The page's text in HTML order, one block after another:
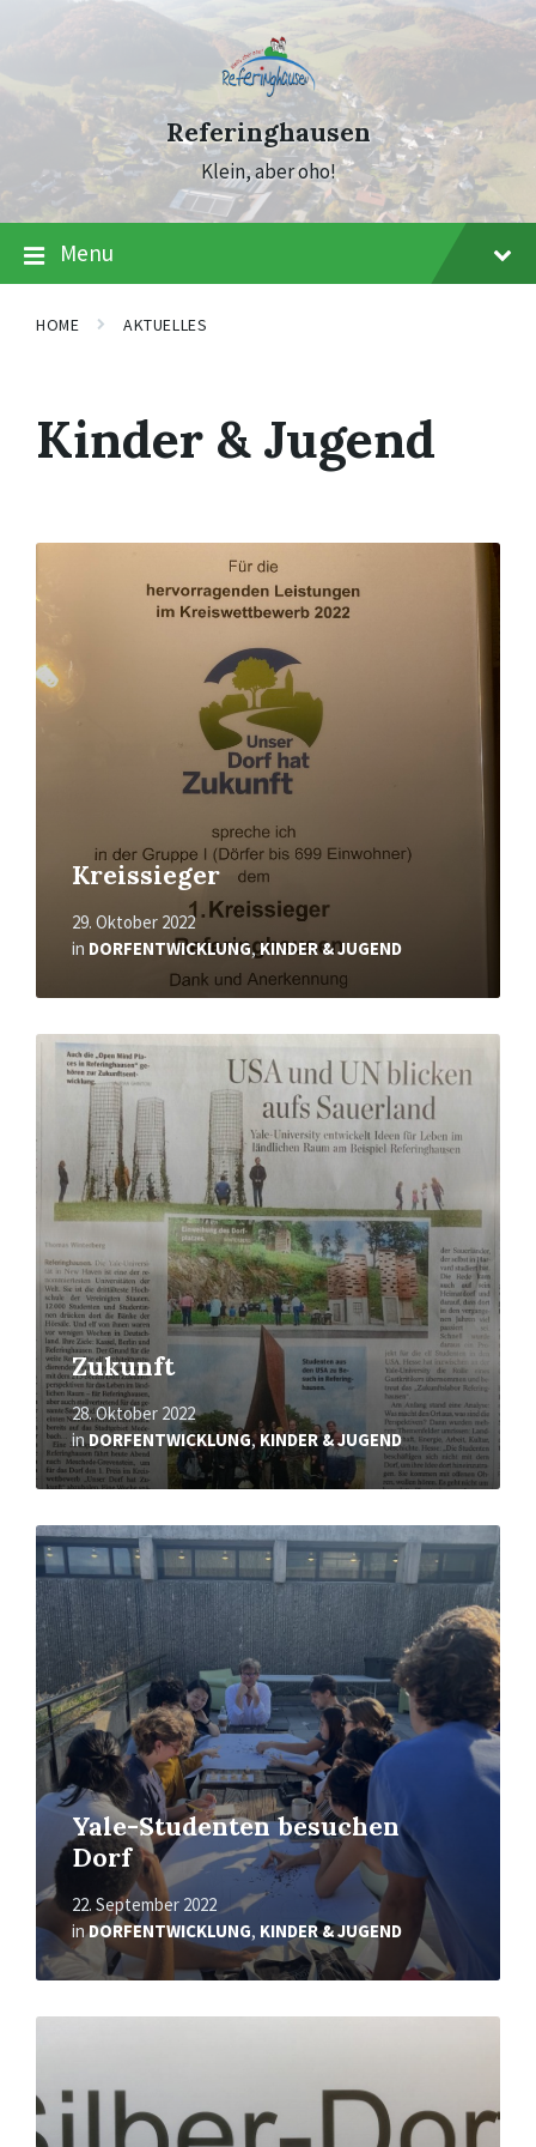
Referinghausen
Klein, aber oho!
Menu
HOME AKTUELLES
Kinder & Jugend
Kreissieger
29. Oktober 2022
in DORFENTWICKLUNG,KINDER & JUGEND
Mehr
Zukunft
28. Oktober 2022
inDORFENTWICKLUNG,KINDER & JUGEND
Mehr
erfahren
Yale-Studenten besuchen
Dorf
22. September 2022
inDORFENTWICKLUNG, KINDER & JUGEND
Mehr
erfahren
Mehr